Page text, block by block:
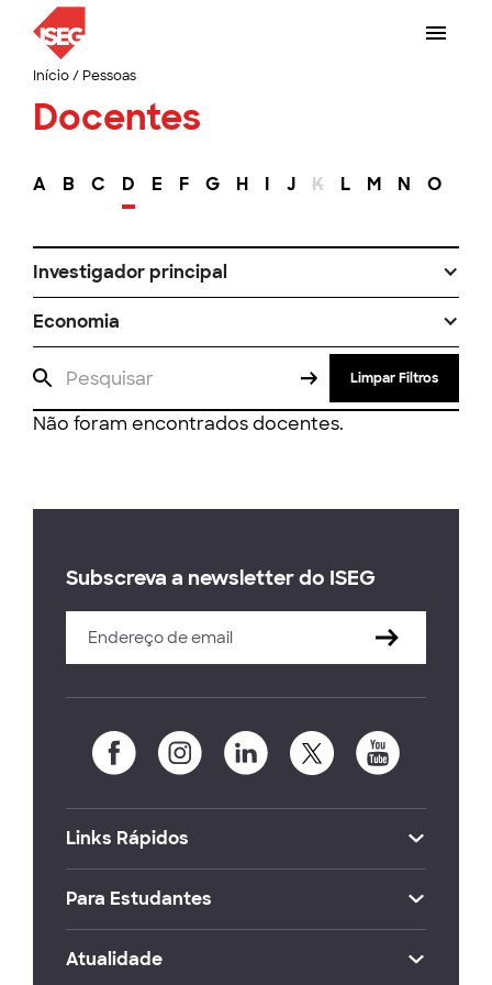
Início/ Pessoas
Docentes
A B C D E F G H I J K L M N O
Investigador principal
Economia
Limpar Filtros
Não foram encontrados docentes.
Subscreva a newsletter do ISEG
Links Rápidos
Para Estudantes
Atualidade